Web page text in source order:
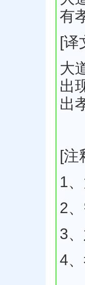
有
[译
大
出
出
[注
1
2
3
4